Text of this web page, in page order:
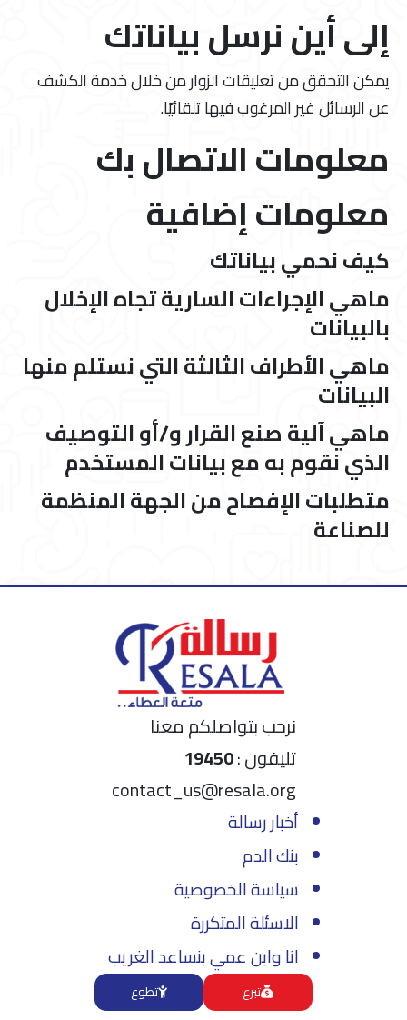
إلى أين نرسل بياناتك
يمكن التحقق من تعليقات الزوار من خلال خدمة الكشف
عن الرسائل غير المرغوب فيها تلقائيًا.
معلومات الاتصال بك
معلومات إضافية
كيف نحمي بياناتك
ماهي الإجراءات السارية تجاه الإخلال
بالبيانات
ماهي الأطراف الثالثة التي نستلم منها
البيانات
ماهي آلية صنع القرار و/أو التوصيف
الذي نقوم به مع بيانات المستخدم
متطلبات الإفصاح من الجهة المنظمة
للصناعة
نرحب بتواصلكم معنا
تليفون :19450
contact_us@resala.org
أخبار رسالة
بنك الدم
سياسة الخصوصية
الاسئلة المتكررة
انا وابن عمي بنساعد الغريب
تبرع تطوع